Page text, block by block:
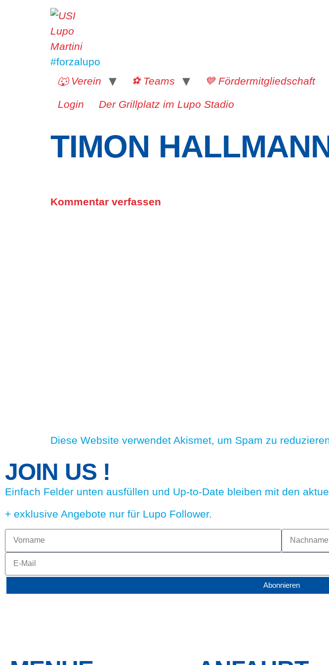
#forzalupo
🐺 Verein
⚽️ Teams 💙 Fördermitgliedschaft
Login Der Grillplatz im Lupo Stadio
TIMON
Kommentar verfassen
Diese Website verwendet Akismet, um Spam zu
JOIN US !
Einfach Felder unten ausfüllen und Up-to-Date bleiben mit den
+ exklusive Angebote nur für Lupo Follower.
Abonnieren